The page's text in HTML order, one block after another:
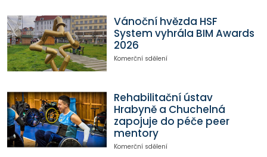
Vánoční hvězda HSF
System vyhrála BIM Awards
2026
Komerční sdělení
Rehabilitační ústav
Hrabyně a Chuchelná
zapojuje do péče peer
mentory
Komerční sdělení